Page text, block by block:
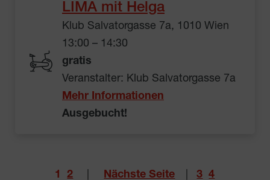
LIMA mit Helga
Klub Salvatorgasse 7a, 1010 Wien
13:00 – 14:30
gratis
Veranstalter: Klub Salvatorgasse 7a
Mehr Informationen
Ausgebucht!
1 2 Nächste Seite 3 4